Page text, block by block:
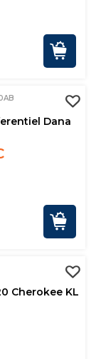
Dana
Cherokee KL